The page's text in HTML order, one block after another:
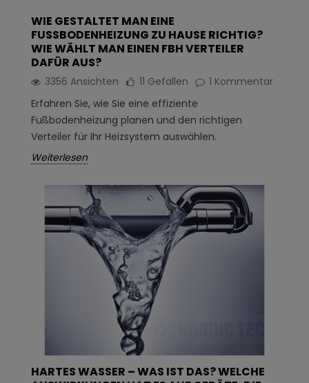
WIE GESTALTET MAN EINE
FUSSBODENHEIZUNG ZU HAUSE RICHTIG? W
IE WÄHLT MAN EINEN FBH VERTEILER D
AFÜR AUS?
3356 Ansichten 11 Gefallen
1 Kommentar
Erfahren Sie, wie Sie eine effiziente
Fußbodenheizung planen und den richtigen
Verteiler für Ihr Heizsystem auswählen.
Weiterlesen
HARTES WASSER – WAS IST DAS? WELCHE